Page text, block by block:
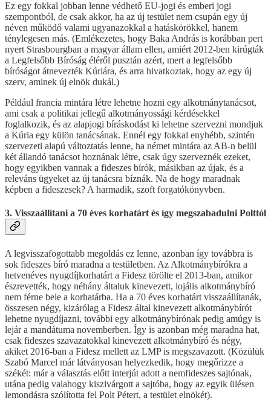
Ez egy fokkal jobban lenne védhető EU-jogi és emberi jogi
szempontból, de csak akkor, ha az új testület nem csupán egy új
néven működő valami ugyanazokkal a hatáskörökkel, hanem
ténylegesen más. (Emlékezetes, hogy Baka András is korábban pert
nyert Strasbourgban a magyar állam ellen, amiért 2012-ben kirúgták
a Legfelsőbb Bíróság éléről pusztán azért, mert a legfelsőbb
bíróságot átnevezték Kúriára, és arra hivatkoztak, hogy az egy új
szerv, aminek új elnök dukál.)
Például francia mintára létre lehetne hozni egy alkotmánytanácsot,
ami csak a politikai jellegű alkotmányossági kérdésekkel
foglalkozik, és az alapjogi bíráskodást ki lehetne szervezni mondjuk
a Kúria egy külön tanácsának. Ennél egy fokkal enyhébb, szintén
szervezeti alapú változtatás lenne, ha német mintára az AB-n belül
két állandó tanácsot hoznának létre, csak úgy szerveznék ezeket,
hogy egyikben vannak a fideszes bírók, másikban az újak, és a
releváns ügyeket az új tanácsra bíznák. Na de hogy maradnak
képben a fideszesek? A harmadik, szoft forgatókönyvben.
3. Visszaállítani a 70 éves korhatárt és így megszabadulni Polttól
A legvisszafogottabb megoldás ez lenne, azonban így továbbra is
sok fideszes bíró maradna a testületben. Az Alkotmánybírókra a
hetvenéves nyugdíjkorhatárt a Fidesz törölte el 2013-ban, amikor
észrevették, hogy néhány általuk kinevezett, lojális alkotmánybíró
nem férne bele a korhatárba. Ha a 70 éves korhatárt visszaállítanák,
összesen négy, kizárólag a Fidesz által kinevezett alkotmánybírót
lehetne nyugdíjazni, további egy alkotmánybírónak pedig amúgy is
lejár a mandátuma novemberben. Így is azonban még maradna hat,
csak fideszes szavazatokkal kinevezett alkotmánybíró és négy,
akiket 2016-ban a Fidesz mellett az LMP is megszavazott. (Közülük
Szabó Marcel már látványosan helyezkedik, hogy megőrizze a
székét: már a választás előtt interjút adott a nemfideszes sajtónak,
utána pedig valahogy kiszivárgott a sajtóba, hogy az egyik ülésen
lemondásra szólította fel Polt Pétert, a testület elnökét).